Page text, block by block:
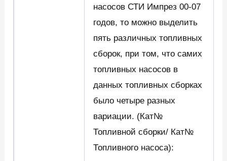
насосов СТИ Импрез 00-07
годов, то можно выделить
пять различных топливных
сборок, при том, что самих
топливных насосов в
данных топливных сборках
было четыре разных
вариации. (Кат№
Топливной сборки/ Кат№
Топливного насоса):